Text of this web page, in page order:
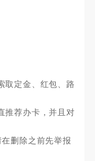
取定金、红包、路
推荐办卡，并且对
删除之前先举报